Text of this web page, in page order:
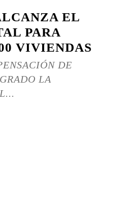
EL
PARA
VIVIENDAS
DE
LA